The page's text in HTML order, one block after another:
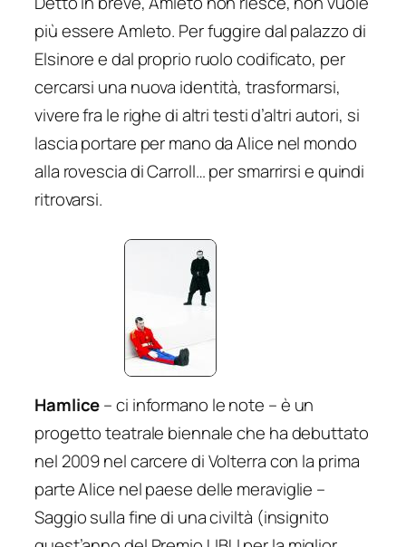
più essere Amleto. Per fuggire dal palazzo di
Elsinore e dal proprio ruolo codificato, per
cercarsi una nuova identità, trasformarsi,
vivere fra le righe di altri testi d’altri autori, si
lascia portare per mano da Alice nel mondo
alla rovescia di Carroll… per smarrirsi e quindi
ritrovarsi.
Hamlice– ci informano le note – è un
progetto teatrale biennale che ha debuttato
nel 2009 nel carcere di Volterra con la prima
parteAlice nel paese delle meraviglie –
Saggio sulla fine di una civiltà (insignito